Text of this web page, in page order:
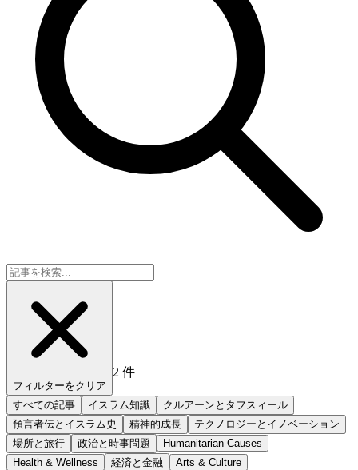
フィルターをクリア
2 件
すべての記事 イスラム知識
クルアーンとタフスィール
預言者伝とイスラム史
精神的成長
テクノロジーとイノベーション
場所と旅行
政治と時事問題
Humanitarian Causes
Health & Wellness
経済と金融
Arts & Culture